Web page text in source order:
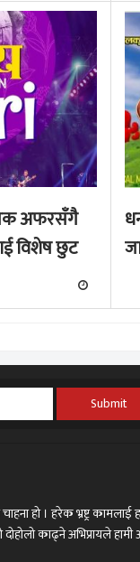
अफरसँगै
विशेष छुट
Submit
हो । हरेक भ्रष्ट्र कामलाई
दोहोलो काढ्ने अभिप्रायले